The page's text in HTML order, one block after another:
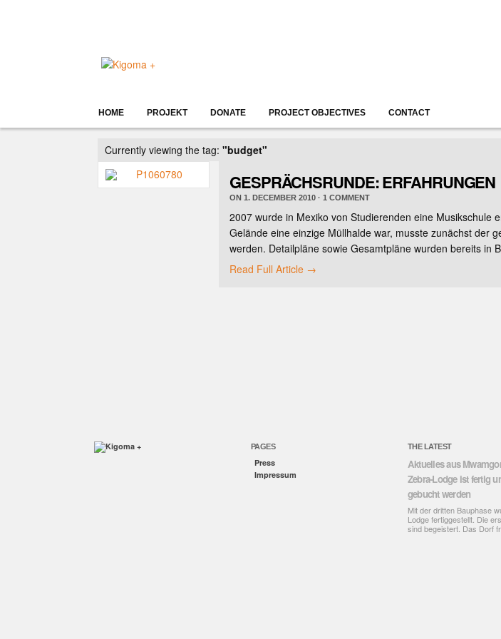
HOME PROJEKT DONATE PROJECT OBJECTIVES CONTACT
Currently viewing the tag: "budget"
GESPRÄCHSRUNDE: ERFAHRUNGEN
ON 1. DECEMBER 2010 · 1 COMMENT
2007 wurde in Mexiko von Studierenden eine Musikschule
Gelände eine einzige Müllhalde war, musste zunächst der
werden. Detailpläne sowie Gesamtpläne wurden bereits in
Read Full Article →
PAGES
Press
Impressum
THE LATEST
Aktuelles aus
Zebra-Lodge ist fertig
gebucht werden
Mit der dritten Bauphase
Lodge fertiggestellt. Die
sind begeistert. Das Dorf